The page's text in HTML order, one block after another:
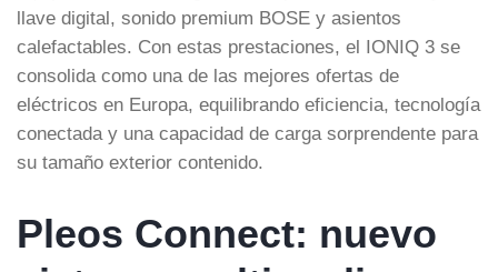
llave digital, sonido premium BOSE y asientos
calefactables. Con estas prestaciones, el IONIQ 3 se
consolida como una de las mejores ofertas de
eléctricos en Europa, equilibrando eficiencia, tecnología
conectada y una capacidad de carga sorprendente para
su tamaño exterior contenido.
Pleos Connect: nuevo